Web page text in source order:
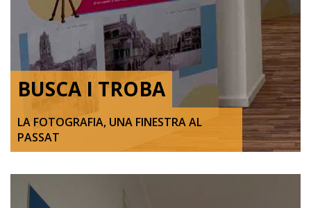
BUSCA I TROBA
LA FOTOGRAFIA, UNA FINESTRA AL
PASSAT